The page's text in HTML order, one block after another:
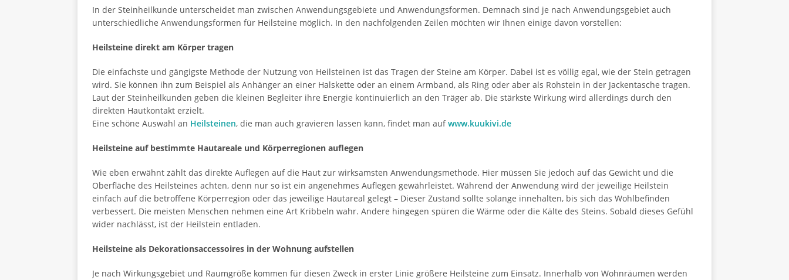
In der Steinheilkunde unterscheidet man zwischen Anwendungsgebiete und Anwendungsformen. Demnach sind je nach Anwendungsgebiet auch
unterschiedliche Anwendungsformen für Heilsteine möglich. In den nachfolgenden Zeilen möchten wir Ihnen einige davon vorstellen:
Heilsteine direkt am Körper tragen
Die einfachste und gängigste Methode der Nutzung von Heilsteinen ist das Tragen der Steine am Körper. Dabei ist es völlig egal, wie der Stein getragen
wird. Sie können ihn zum Beispiel als Anhänger an einer Halskette oder an einem Armband, als Ring oder aber als Rohstein in der Jackentasche tragen.
Laut der Steinheilkunden geben die kleinen Begleiter ihre Energie kontinuierlich an den Träger ab. Die stärkste Wirkung wird allerdings durch den
direkten Hautkontakt erzielt.
Eine schöne Auswahl an Heilsteinen, die man auch gravieren lassen kann, findet man aufwww.kuukivi.de
Heilsteine auf bestimmte Hautareale und Körperregionen auflegen
Wie eben erwähnt zählt das direkte Auflegen auf die Haut zur wirksamsten Anwendungsmethode. Hier müssen Sie jedoch auf das Gewicht und die
Oberfläche des Heilsteines achten, denn nur so ist ein angenehmes Auflegen gewährleistet. Während der Anwendung wird der jeweilige Heilstein
einfach auf die betroffene Körperregion oder das jeweilige Hautareal gelegt – Dieser Zustand sollte solange innehalten, bis sich das Wohlbefinden
verbessert. Die meisten Menschen nehmen eine Art Kribbeln wahr. Andere hingegen spüren die Wärme oder die Kälte des Steins. Sobald dieses Gefühl
wider nachlässt, ist der Heilstein entladen.
Heilsteine als Dekorationsaccessoires in der Wohnung aufstellen
Je nach Wirkungsgebiet und Raumgröße kommen für diesen Zweck in erster Linie größere Heilsteine zum Einsatz. Innerhalb von Wohnräumen werden